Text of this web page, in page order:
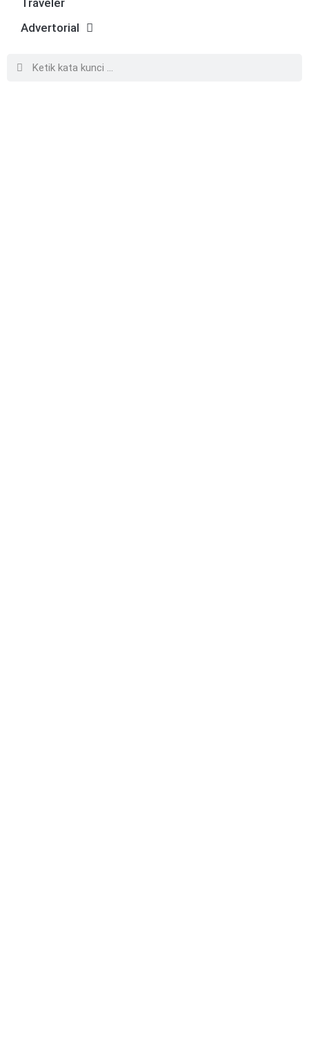
Traveler
Advertorial